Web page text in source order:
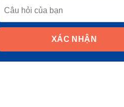
XÁC NHẬN